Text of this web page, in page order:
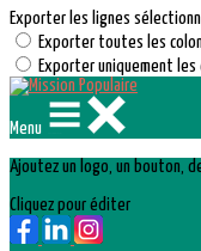
Exporter les lignes
Exporter toutes les
Exporter uniquement les
Menu
Ajoutez un logo, un bouton,
Cliquez pour éditer